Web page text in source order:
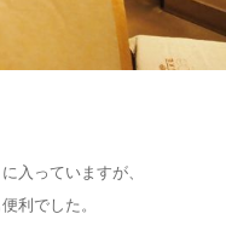
入っていますが、
利でした。